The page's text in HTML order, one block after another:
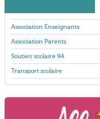
Association Enseignants
Association Parents
Soutien scolaire 94
Transport scolaire